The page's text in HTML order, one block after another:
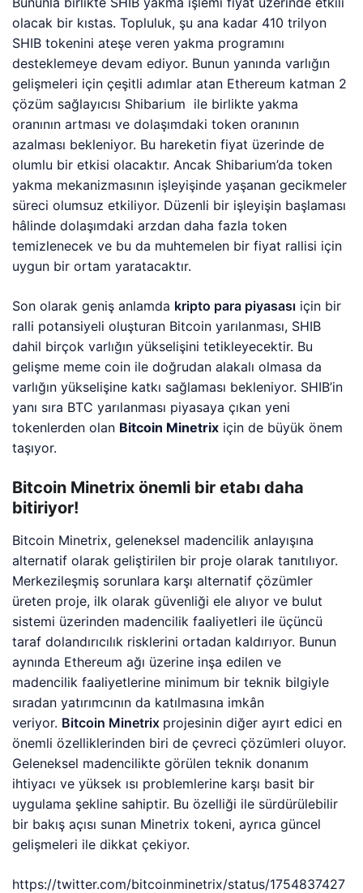
olacak bir kıstas. Topluluk, şu ana kadar 410 trilyon
SHIB tokenini ateşe veren yakma programını
desteklemeye devam ediyor. Bunun yanında varlığın
gelişmeleri için çeşitli adımlar atan Ethereum katman 2
çözüm sağlayıcısı Shibarium ile birlikte yakma
oranının artması ve dolaşımdaki token oranının
azalması bekleniyor. Bu hareketin fiyat üzerinde de
olumlu bir etkisi olacaktır. Ancak Shibarium’da token
yakma mekanizmasının işleyişinde yaşanan gecikmeler
süreci olumsuz etkiliyor. Düzenli bir işleyişin başlaması
hâlinde dolaşımdaki arzdan daha fazla token
temizlenecek ve bu da muhtemelen bir fiyat rallisi için
uygun bir ortam yaratacaktır.
Son olarak geniş anlamda kripto para piyasası için bir
ralli potansiyeli oluşturan Bitcoin yarılanması, SHIB
dahil birçok varlığın yükselişini tetikleyecektir. Bu
gelişme meme coin ile doğrudan alakalı olmasa da
varlığın yükselişine katkı sağlaması bekleniyor. SHIB’in
yanı sıra BTC yarılanması piyasaya çıkan yeni
tokenlerden olan Bitcoin Minetrix için de büyük önem
taşıyor.
Bitcoin Minetrix önemli bir etabı daha
bitiriyor!
Bitcoin Minetrix, geleneksel madencilik anlayışına
alternatif olarak geliştirilen bir proje olarak tanıtılıyor.
Merkezileşmiş sorunlara karşı alternatif çözümler
üreten proje, ilk olarak güvenliği ele alıyor ve bulut
sistemi üzerinden madencilik faaliyetleri ile üçüncü
taraf dolandırıcılık risklerini ortadan kaldırıyor. Bunun
aynında Ethereum ağı üzerine inşa edilen ve
madencilik faaliyetlerine minimum bir teknik bilgiyle
sıradan yatırımcının da katılmasına imkân
veriyor. Bitcoin Minetrix projesinin diğer ayırt edici en
önemli özelliklerinden biri de çevreci çözümleri oluyor.
Geleneksel madencilikte görülen teknik donanım
ihtiyacı ve yüksek ısı problemlerine karşı basit bir
uygulama şekline sahiptir. Bu özelliği ile sürdürülebilir
bir bakış açısı sunan Minetrix tokeni, ayrıca güncel
gelişmeleri ile dikkat çekiyor.
https://twitter.com/bitcoinminetrix/status/1754837427